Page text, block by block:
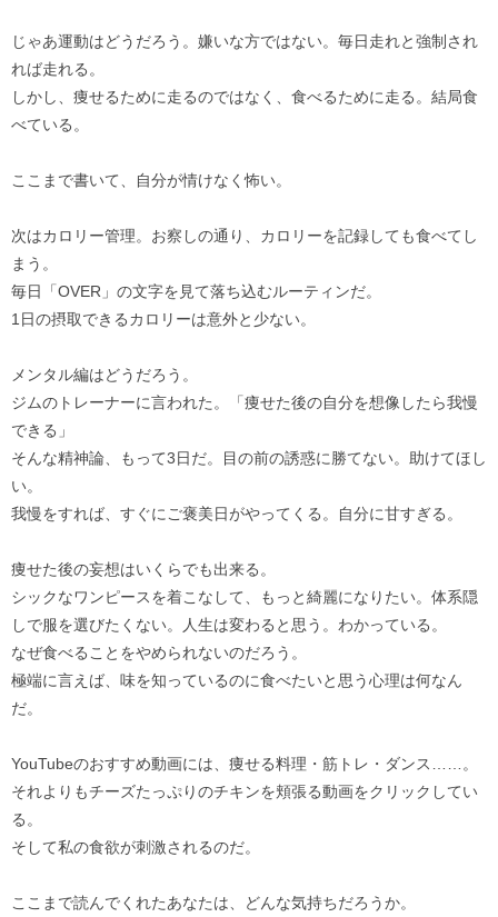
じゃあ運動はどうだろう。嫌いな方ではない。毎日走れと強制され
れば走れる。
しかし、痩せるために走るのではなく、食べるために走る。結局食
べている。
ここまで書いて、自分が情けなく怖い。
次はカロリー管理。お察しの通り、カロリーを記録しても食べてし
まう。
毎日「OVER」の文字を見て落ち込むルーティンだ。
1日の摂取できるカロリーは意外と少ない。
メンタル編はどうだろう。
ジムのトレーナーに言われた。「痩せた後の自分を想像したら我慢
できる」
そんな精神論、もって3日だ。目の前の誘惑に勝てない。助けてほし
い。
我慢をすれば、すぐにご褒美日がやってくる。自分に甘すぎる。
痩せた後の妄想はいくらでも出来る。
シックなワンピースを着こなして、もっと綺麗になりたい。体系隠
しで服を選びたくない。人生は変わると思う。わかっている。
なぜ食べることをやめられないのだろう。
極端に言えば、味を知っているのに食べたいと思う心理は何なん
だ。
YouTubeのおすすめ動画には、痩せる料理・筋トレ・ダンス……。
それよりもチーズたっぷりのチキンを頬張る動画をクリックしてい
る。
そして私の食欲が刺激されるのだ。
ここまで読んでくれたあなたは、どんな気持ちだろうか。